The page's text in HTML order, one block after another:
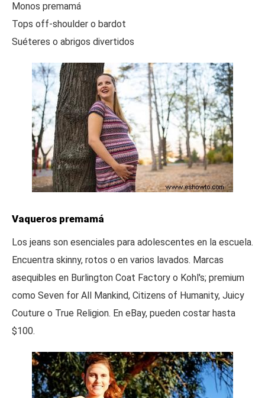
Monos premamá
Tops off-shoulder o bardot
Suéteres o abrigos divertidos
Vaqueros premamá
Los jeans son esenciales para adolescentes en la escuela.
Encuentra skinny, rotos o en varios lavados. Marcas
asequibles en Burlington Coat Factory o Kohl's; premium
como Seven for All Mankind, Citizens of Humanity, Juicy
Couture o True Religion. En eBay, pueden costar hasta
$100.